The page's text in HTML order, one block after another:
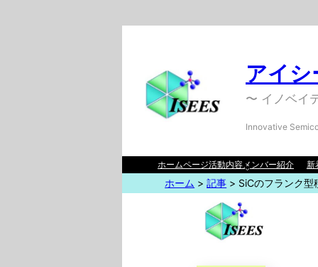
アイ
〜 イノベイ
Innovative
ホームページ活動内容メンバー紹介 新
ホーム >記事 > SiCのフランク型